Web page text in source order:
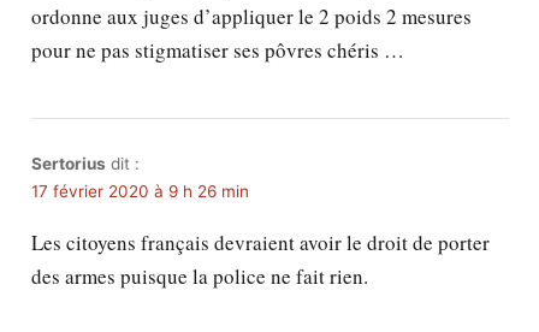
ordonne aux juges d’appliquer le 2 poids 2 mesures
pour ne pas stigmatiser ses pôvres chéris …
Sertorius dit :
17 février 2020 à 9 h 26 min
Les citoyens français devraient avoir le droit de porter
des armes puisque la police ne fait rien.